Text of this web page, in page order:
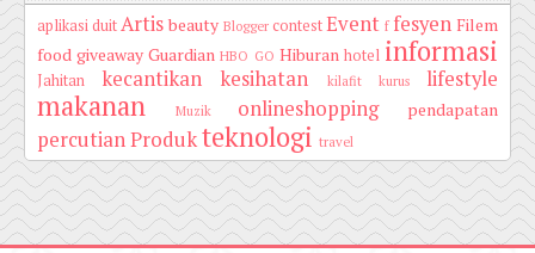
aplikasi duitArtis beauty Blogger contestEvent f fesyen Filem
food giveaway Guardian HBO GO Hiburan hotel informasi
Jahitan kecantikan kesihatan kilafit kurus lifestyle
makanan Muzik onlineshopping pendapatan
percutianProdukteknologi travel